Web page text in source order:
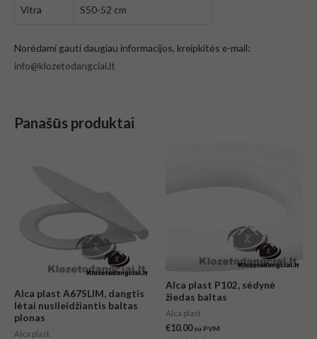
Vitra S50-52 cm
Norėdami gauti daugiau informacijos, kreipkitės e-mail:
info@klozetodangciai.lt
Panašūs produktai
Alca plast A67SLIM, dangtis
lėtai nusileidžiantis baltas
plonas
Alca plast
Alca plast P102, sėdynė
žiedas baltas
Alca plast
€10.00 su PVM